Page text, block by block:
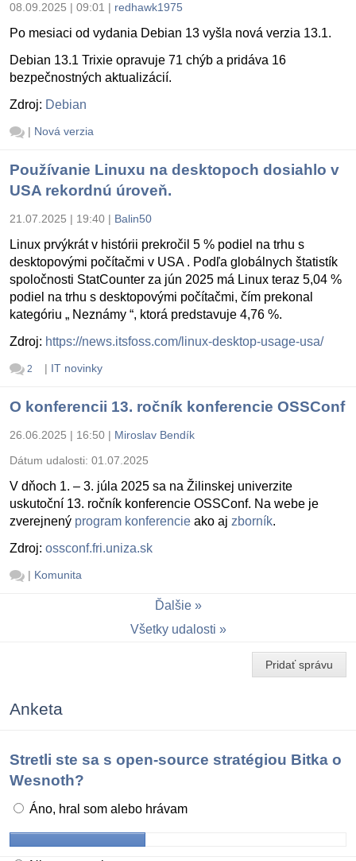
08.09.2025 | 09:01 | redhawk1975
Po mesiaci od vydania Debian 13 vyšla nová verzia 13.1.
Debian 13.1 Trixie opravuje 71 chýb a pridáva 16
bezpečnostných aktualizácií.
Zdroj: Debian
| Nová verzia
Používanie Linuxu na desktopoch dosiahlo v
USA rekordnú úroveň.
21.07.2025 | 19:40 | Balin50
Linux prvýkrát v histórii prekročil 5 % podiel na trhu s
desktopovými počítačmi v USA . Podľa globálnych štatistík
spoločnosti StatCounter za jún 2025 má Linux teraz 5,04 %
podiel na trhu s desktopovými počítačmi, čím prekonal
kategóriu „ Neznámy “, ktorá predstavuje 4,76 %.
Zdroj: https://news.itsfoss.com/linux-desktop-usage-usa/
2 | IT novinky
O konferencii 13. ročník konferencie OSSConf
26.06.2025 | 16:50 | Miroslav Bendík
Dátum udalosti: 01.07.2025
V dňoch 1. – 3. júla 2025 sa na Žilinskej univerzite
uskutoční 13. ročník konferencie OSSConf. Na webe je
zverejnený program konferencie ako aj zborník.
Zdroj: ossconf.fri.uniza.sk
| Komunita
Ďalšie
Všetky udalosti
Pridať správu
Anketa
Stretli ste sa s open-source stratégiou Bitka o
Wesnoth?
Áno, hral som alebo hrávam